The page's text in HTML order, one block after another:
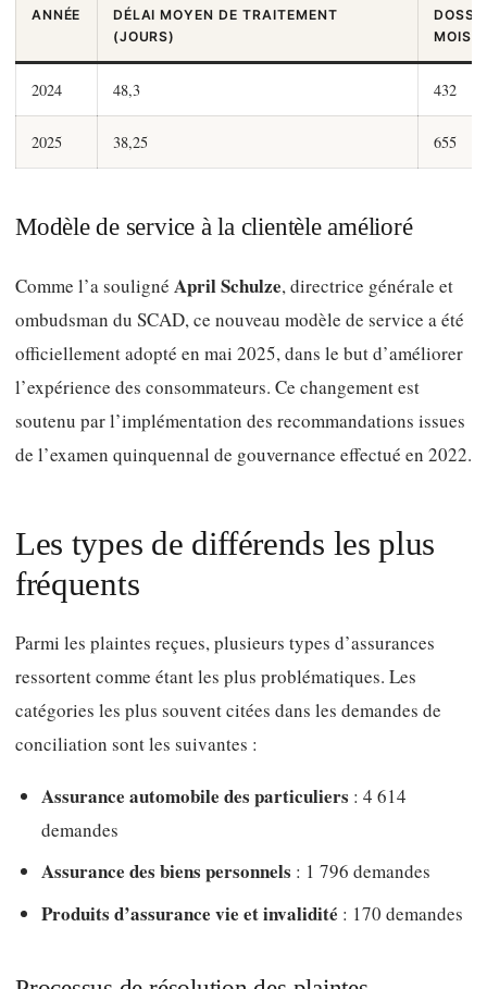
ANNÉE
DÉLAI MOYEN DE TRAITEMENT
(JOURS)
MOIS
2024 48,3 432
2025 38,25 655
Modèle de service à la clientèle amélioré
Comme l’a souligné April Schulze, directrice générale et
ombudsman du SCAD, ce nouveau modèle de service a été
officiellement adopté en mai 2025, dans le but d’améliorer
l’expérience des consommateurs. Ce changement est
soutenu par l’implémentation des recommandations issues
de l’examen quinquennal de gouvernance effectué en 2022.
Les types de différends les plus
fréquents
Parmi les plaintes reçues, plusieurs types d’assurances
ressortent comme étant les plus problématiques. Les
catégories les plus souvent citées dans les demandes de
conciliation sont les suivantes :
Assurance automobile des particuliers : 4 614
demandes
Assurance des biens personnels : 1 796 demandes
Produits d’assurance vie et invalidité : 170 demandes